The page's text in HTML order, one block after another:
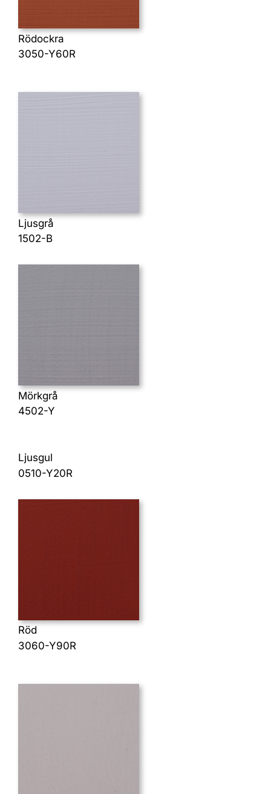
Rödockra
3050-Y60R
Ljusgrå
1502-B
Mörkgrå
4502-Y
Ljusgul
0510-Y20R
Röd
3060-Y90R